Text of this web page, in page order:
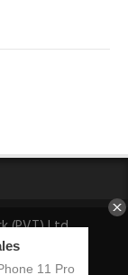
(PVT) Ltd.
Policy